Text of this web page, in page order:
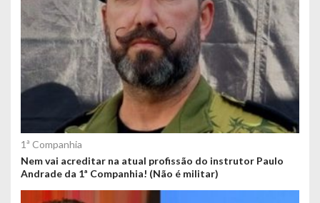
1ª Companhia
Nem vai acreditar na atual profissão do instrutor Paulo
Andrade da 1ª Companhia! (Não é militar)